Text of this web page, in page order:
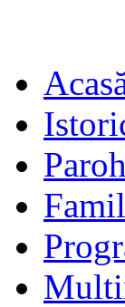
Paroh